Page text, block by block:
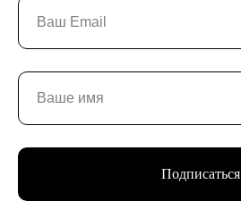
Подписаться